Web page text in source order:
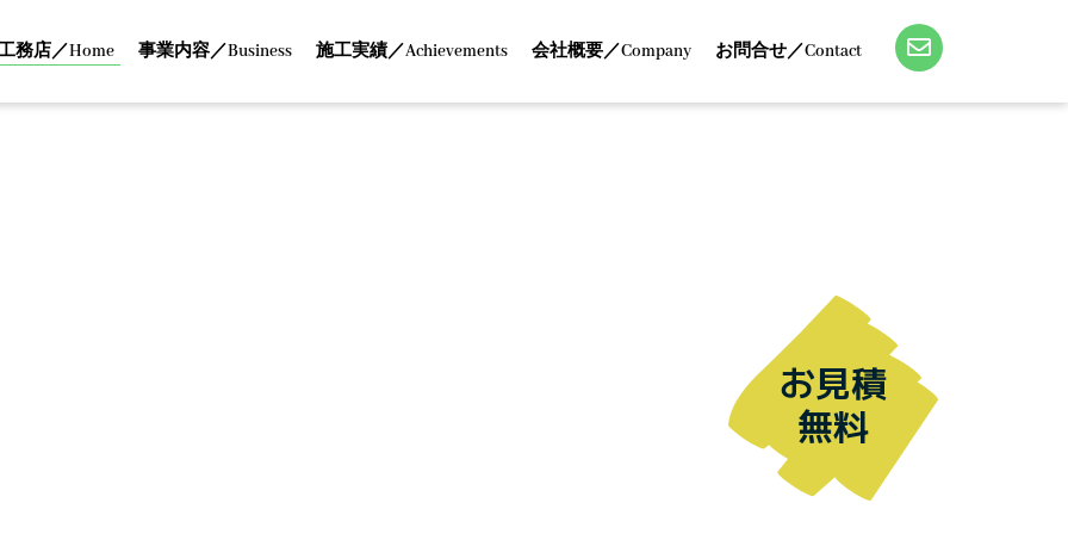
務店／Home 事業内容／Business 施工実績／Achievements 会社概要／Company お問合せ／Contact
お見積
無料